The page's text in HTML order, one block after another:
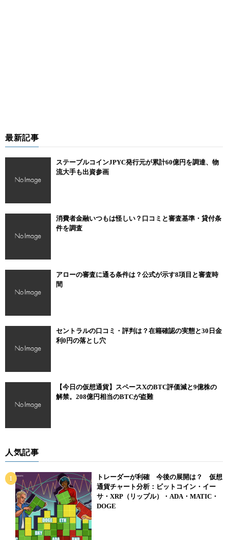
最新記事
ステーブルコインJPYC発行元が累計60億円を調達、物
流大手も出資参画
消費者金融いつもは怪しい？口コミと審査基準・貸付条
件を調査
アローの審査に通る条件は？公式が示す8項目と審査時
間
セントラルの口コミ・評判は？在籍確認の実態と30日金
利0円の落とし穴
【今日の仮想通貨】スペースXのBTC評価減と9億株の
解禁。208億円相当のBTCが盗難
人気記事
トレーダーが利確 今後の展開は？ 仮想
通貨チャート分析：ビットコイン・イー
サ・XRP（リップル）・ADA・MATIC・
DOGE